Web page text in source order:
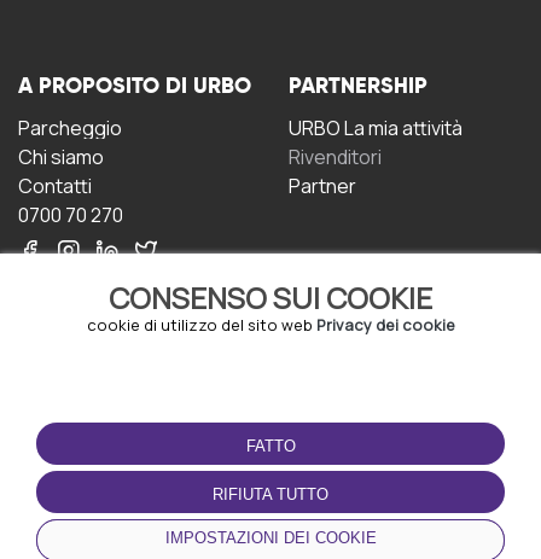
CONSENSO SUI COOKIE
cookie di utilizzo del sito web Privacy dei cookie
FATTO
RIFIUTA TUTTO
IMPOSTAZIONI DEI COOKIE
A PROPOSITO DI URBO
Parcheggio
Chi siamo
Contatti
0700 70 270
PARTNERSHIP
URBO La mia attività
Rivenditori
Partner
CONDIZIONI D'USO
Termini e Condizioni
Politica sulla riservatezza
Gestione dei Cookie
SCARICA L'APP